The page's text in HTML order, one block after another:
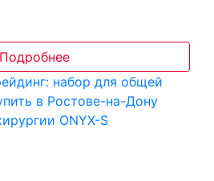
Подробнее
ONYX-S